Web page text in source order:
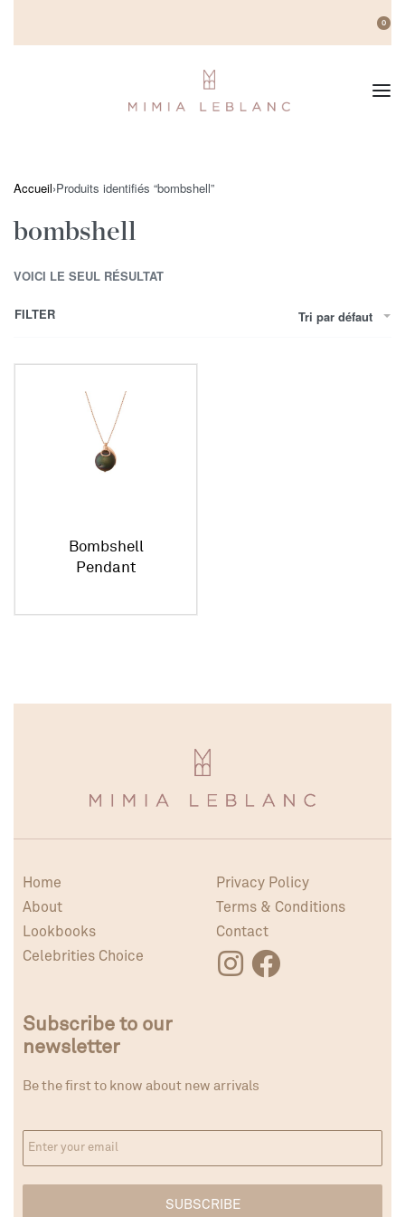
0
Accueil›Produits identifiés “bombshell”
bombshell
VOICI LE SEUL RÉSULTAT
Tri par défaut
FILTER
Bombshell
Pendant
Home
About
Lookbooks
Celebrities Choice
Privacy Policy
Terms & Conditions
Contact
Subscribe to our
newsletter
Be the first to know about new arrivals